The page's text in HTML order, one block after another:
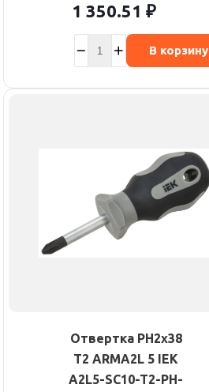
1 350.51 ₽
В корзину
Отвертка PH2х38
Т2 ARMA2L 5 IEK
A2L5-SC10-T2-PH-